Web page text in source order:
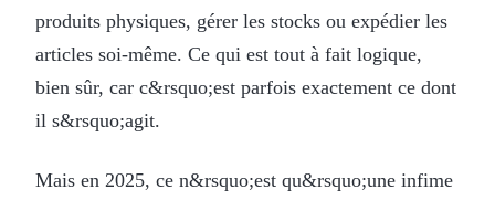
produits physiques, gérer les stocks ou expédier les
articles soi-même. Ce qui est tout à fait logique,
bien sûr, car c&rsquo;est parfois exactement ce dont
il s&rsquo;agit.
Mais en 2025, ce n&rsquo;est qu&rsquo;une infime